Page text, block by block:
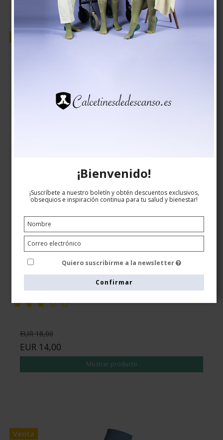
Venta
Calcetines de descanso bambú, Rib weave
negro/naranja
Tenbro bamboo fibers
EUR 18,00
EUR 14,00
Mostrar producto
Venta
¡Bienvenido!
¡Suscríbete a nuestro boletín y obtén descuentos exclusivos,
obsequios e inspiración continua para tu salud y bienestar!
Quiero suscribirme a la newsletter
Confirmar